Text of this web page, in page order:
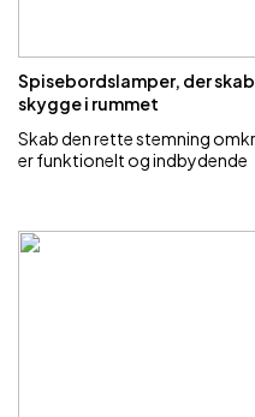
Spisebordslamper, der
skygge i rummet
Skab den rette stemning
er funktionelt og indbydende